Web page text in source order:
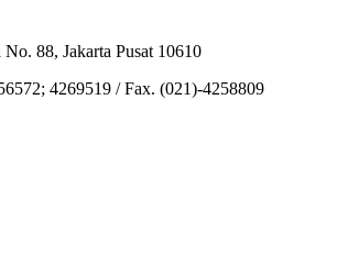
88, Jakarta Pusat 10610
4269519 / Fax. (021)-4258809